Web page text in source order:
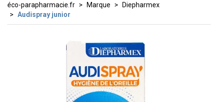
éco-parapharmacie.fr Marque
Diepharmex
Audispray junior